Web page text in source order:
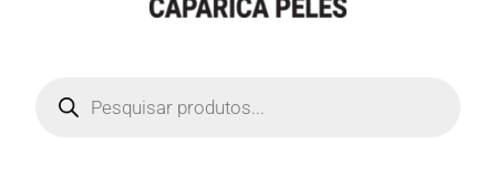
search